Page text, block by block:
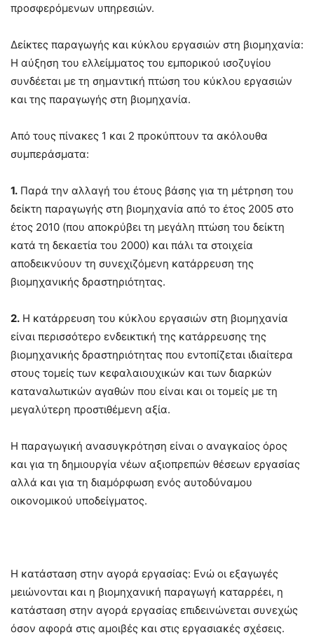
προσφερόμενων υπηρεσιών.
Δείκτες παραγωγής και κύκλου εργασιών στη βιομηχανία:
Η αύξηση του ελλείμματος του εμπορικού ισοζυγίου
συνδέεται με τη σημαντική πτώση του κύκλου εργασιών
και της παραγωγής στη βιομηχανία.
Από τους πίνακες 1 και 2 προκύπτουν τα ακόλουθα
συμπεράσματα:
1. Παρά την αλλαγή του έτους βάσης για τη μέτρηση του
δείκτη παραγωγής στη βιομηχανία από το έτος 2005 στο
έτος 2010 (που αποκρύβει τη μεγάλη πτώση του δείκτη
κατά τη δεκαετία του 2000) και πάλι τα στοιχεία
αποδεικνύουν τη συνεχιζόμενη κατάρρευση της
βιομηχανικής δραστηριότητας.
2. Η κατάρρευση του κύκλου εργασιών στη βιομηχανία
είναι περισσότερο ενδεικτική της κατάρρευσης της
βιομηχανικής δραστηριότητας που εντοπίζεται ιδιαίτερα
στους τομείς των κεφαλαιουχικών και των διαρκών
καταναλωτικών αγαθών που είναι και οι τομείς με τη
μεγαλύτερη προστιθέμενη αξία.
Η παραγωγική ανασυγκρότηση είναι ο αναγκαίος όρος
και για τη δημιουργία νέων αξιοπρεπών θέσεων εργασίας
αλλά και για τη διαμόρφωση ενός αυτοδύναμου
οικονομικού υποδείγματος.
Η κατάσταση στην αγορά εργασίας: Ενώ οι εξαγωγές
μειώνονται και η βιομηχανική παραγωγή καταρρέει, η
κατάσταση στην αγορά εργασίας επιδεινώνεται συνεχώς
όσον αφορά στις αμοιβές και στις εργασιακές σχέσεις.